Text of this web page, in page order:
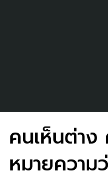
คนเห็นต่า
หมายความ